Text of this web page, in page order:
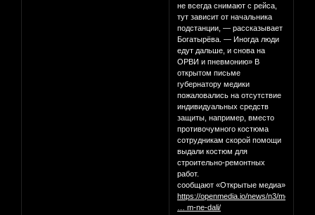
не всегда снимают с рейса,
тут зависит от начальника
подстанции, — рассказывает
Богатырёва. — Иногда люди
едут дальше, и снова на
ОРВИ и пневмонию» В
открытом письме
губернатору медики
пожаловались на отсутствие
индивидуальных средств
защиты, например, вместо
противочумного костюма
сотрудникам скорой помощи
выдали костюм для
строительно-ремонтных
работ.
cообщают «Открытые медиа»
https://openmedia.io/news/n3/
… m-ne-dali/